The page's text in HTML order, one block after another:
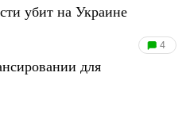
убит на Украине
4
для